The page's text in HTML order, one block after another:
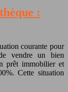
:
courante pour
vendre un bien
prêt immobilier et
Cette situation